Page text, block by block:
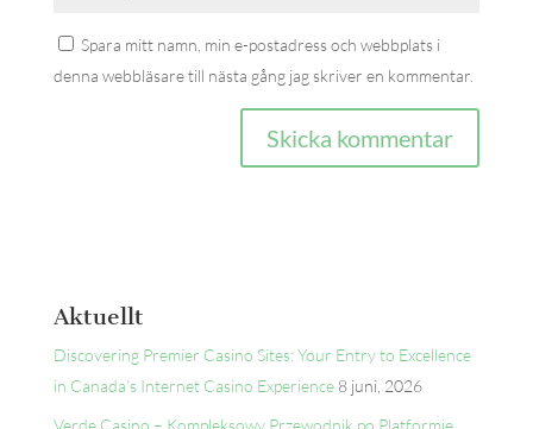
Spara mitt namn, min e-postadress och webbplats i
denna webbläsare till nästa gång jag skriver en kommentar.
Aktuellt
Discovering Premier Casino Sites: Your Entry to Excellence
in Canada’s Internet Casino Experience 8 juni, 2026
Verde Casino – Kompleksowy Przewodnik po Platformie